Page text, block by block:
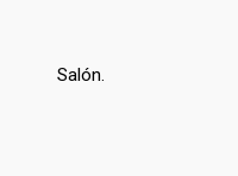
Salón.